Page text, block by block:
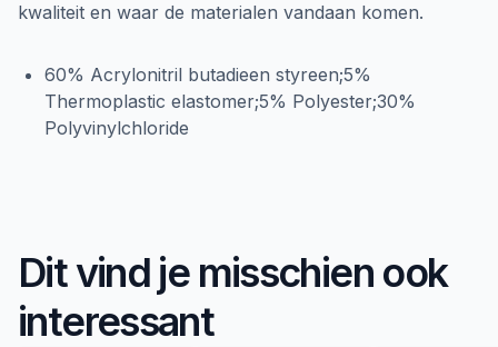
kwaliteit en waar de materialen vandaan komen.
60% Acrylonitril butadieen styreen;5%
Thermoplastic elastomer;5% Polyester;30%
Polyvinylchloride
Dit vind je misschien ook
interessant